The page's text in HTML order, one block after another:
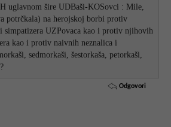
uglavnom šire UDBaši-KOSovci : Mile,
potrčkala) na herojskoj borbi protiv
i simpatizera UZPovaca kao i protiv njihovih
kao i protiv naivnih neznalica i
sedmorkaši, šestorkaša, petorkaši,
Odgovori